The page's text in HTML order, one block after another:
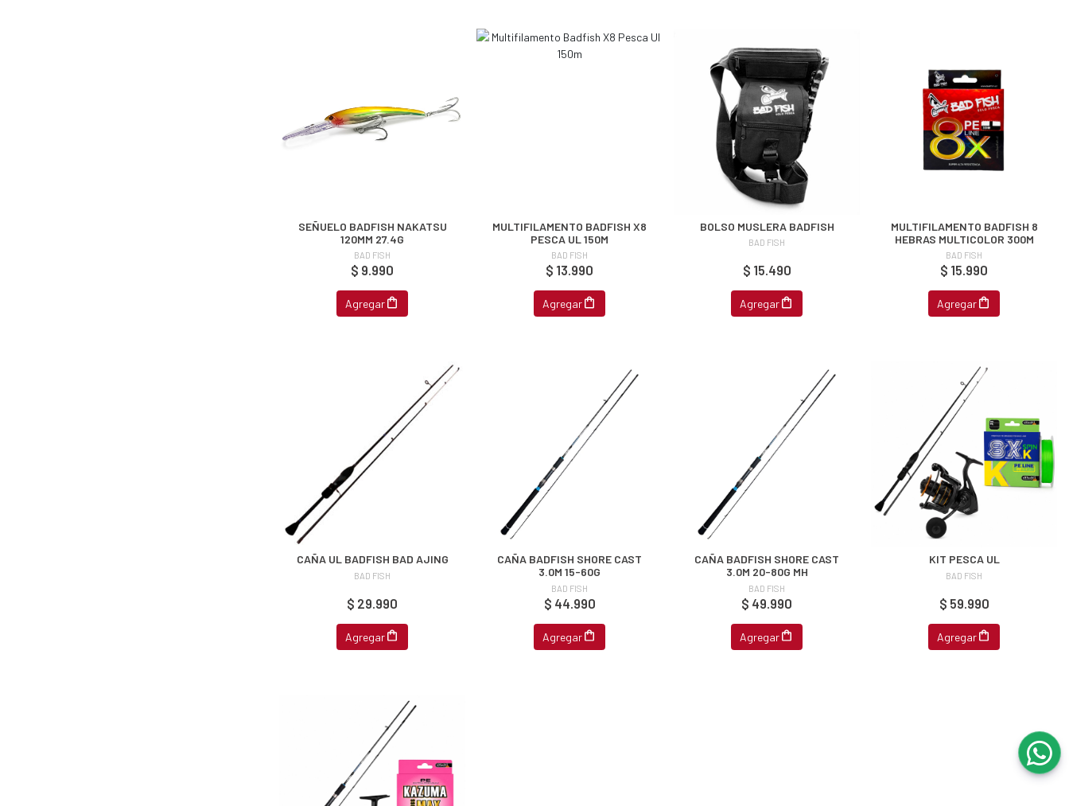
SEÑUELO BADFISH NAKATSU
120MM 27.4G
BAD FISH
$ 9.990
Agregar
MULTIFILAMENTO BADFISH X8
PESCA UL 150M
BAD FISH
$ 13.990
Agregar
BOLSO MUSLERA BADFISH
BAD FISH
$ 15.490
Agregar
MULTIFILAMENTO BADFISH 8
HEBRAS MULTICOLOR 300M
BAD FISH
$ 15.990
Agregar
CAÑA UL BADFISH BAD AJING
BAD FISH
$ 29.990
Agregar
CAÑA BADFISH SHORE CAST
3.0M 15-60G
BAD FISH
$ 44.990
Agregar
CAÑA BADFISH SHORE CAST
3.0M 20-80G MH
BAD FISH
$ 49.990
Agregar
KIT PESCA UL
BAD FISH
$ 59.990
Agregar